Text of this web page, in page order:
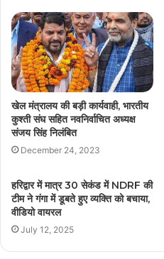
खेल मंत्रालय की बड़ी कार्यवाही, भारतीय
कुश्ती संघ सहित नवनिर्वाचित अध्यक्ष
संजय सिंह निलंबित
December 24, 2023
हरिद्वार में मात्र 30 सेकंड में NDRF की
टीम ने गंगा में डूबते हुए व्यक्ति को बचाया,
वीडियो वायरल
July 12, 2025